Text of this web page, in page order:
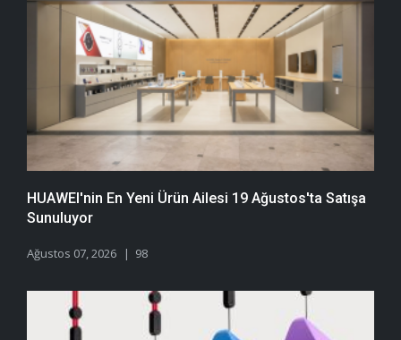
HUAWEI'nin En Yeni Ürün Ailesi 19 Ağustos'ta Satışa
Sunuluyor
Ağustos 07, 2026 98